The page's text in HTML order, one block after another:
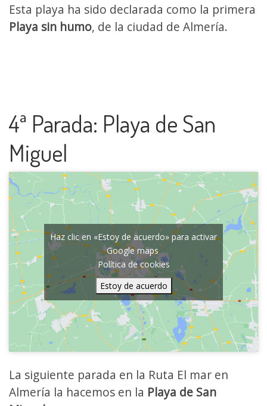
Esta playa ha sido declarada como la primera
Playa sin humo, de la ciudad de Almería.
4ª Parada: Playa de San
Miguel
Haz clic en «Estoy de acuerdo» para activar
Google maps
Política de cookies
Estoy de acuerdo
La siguiente parada en la Ruta El mar en
Almería la hacemos en la Playa de San